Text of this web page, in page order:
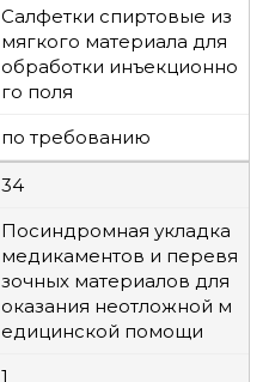
Салфетки спиртовые из
мягкого материала для
обработки инъекционно
го поля
по требованию
34
Посиндромная укладка
медикаментов и перевя
зочных материалов для
оказания неотложной м
едицинской помощи
1